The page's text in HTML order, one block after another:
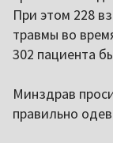
При этом 228
травмы во
302 пациента
Минздрав
правильно